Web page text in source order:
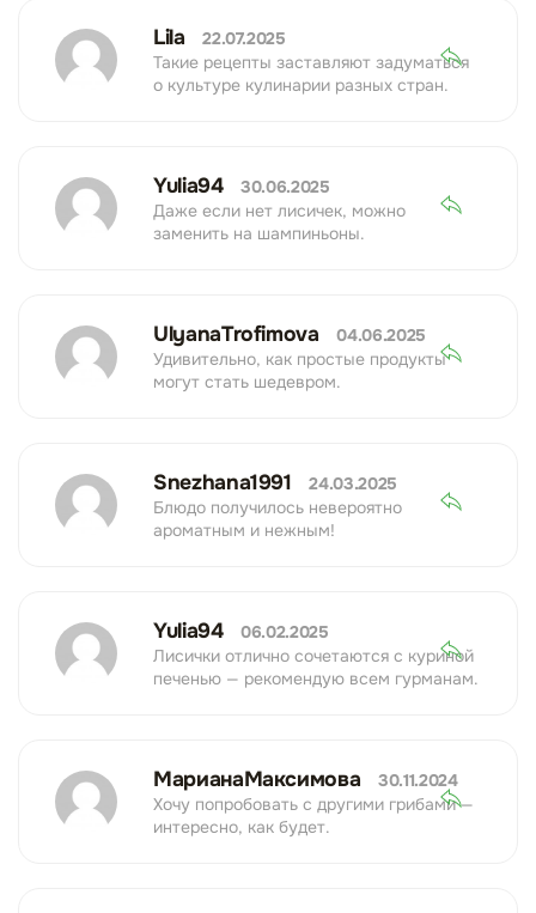
Lila
22.07.2025
Такие рецепты заставляют задуматься
о культуре кулинарии разных стран.
Yulia94
30.06.2025
Даже если нет лисичек, можно
заменить на шампиньоны.
UlyanaTrofimova
04.06.2025
Удивительно, как простые продукты
могут стать шедевром.
Snezhana1991
24.03.2025
Блюдо получилось невероятно
ароматным и нежным!
Yulia94
06.02.2025
Лисички отлично сочетаются с куриной
печенью — рекомендую всем гурманам.
МарианаМаксимова
30.11.2024
Хочу попробовать с другими грибами —
интересно, как будет.